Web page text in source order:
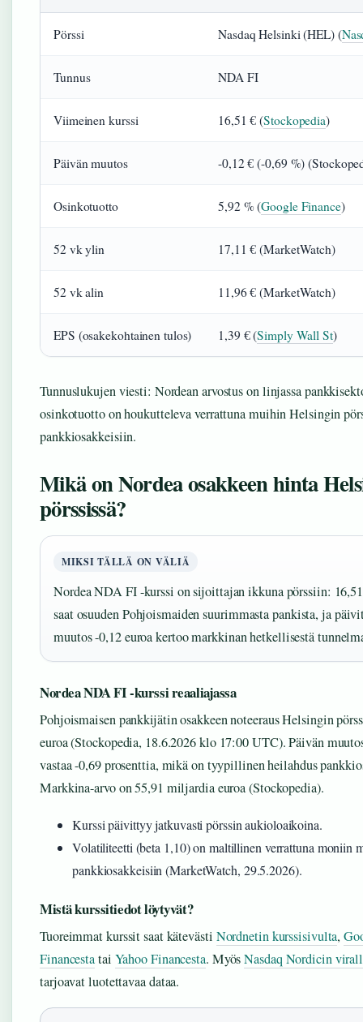
Pörssi Nasdaq Helsinki (HEL) (
Tunnus NDA FI
Viimeinen kurssi 16,51 € (Stockopedia)
Päivän muutos -0,12 € (-0,69 %)
Osinkotuotto 5,92 % (Google Finance)
52 vk ylin 17,11 € (MarketWatch)
52 vk alin 11,96 € (MarketWatch)
EPS (osakekohtainen tulos) 1,39 € (Simply Wall St)
Tunnuslukujen viesti: Nordean arvostus on linjassa
osinkotuotto on houkutteleva verrattuna muihin Helsingin
pankkiosakkeisiin.
Mikä on Nordea osakkeen hinta
pörssissä?
MIKSI TÄLLÄ ON VÄLIÄ
Nordea NDA FI -kurssi on sijoittajan ikkuna pörssiin:
saat osuuden Pohjoismaiden suurimmasta pankista, ja
muutos -0,12 euroa kertoo markkinan hetkellisestä
Nordea NDA FI -kurssi reaaliajassa
Pohjoismaisen pankkijätin osakkeen noteeraus Helsingin
euroa (Stockopedia, 18.6.2026 klo 17:00 UTC). Päivän
vastaa -0,69 prosenttia, mikä on tyypillinen heilahdus
Markkina-arvo on 55,91 miljardia euroa (Stockopedia).
Kurssi päivittyy jatkuvasti pörssin aukioloaikoina.
Volatiliteetti (beta 1,10) on maltillinen verrattuna moniin
pankkiosakkeisiin (MarketWatch, 29.5.2026).
Mistä kurssitiedot löytyvät?
Tuoreimmat kurssit saat kätevästi Nordnetin kurssisivulta,
Financestatai Yahoo Financesta. MyösNasdaq Nordicin
tarjoavat luotettavaa dataa.